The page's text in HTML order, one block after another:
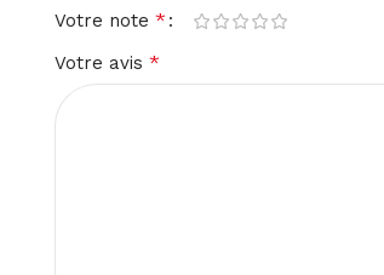
Votre note *
Votre avis *